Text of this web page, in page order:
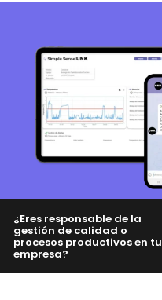
¿Eres responsable de la
gestión de calidad o
procesos productivos en tu
empresa?